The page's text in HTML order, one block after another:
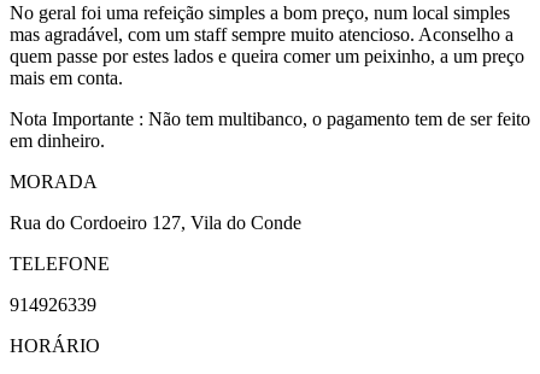
No geral foi uma refeição simples a bom preço, num local simples
mas agradável, com um staff sempre muito atencioso. Aconselho a
quem passe por estes lados e queira comer um peixinho, a um preço
mais em conta.
Nota Importante : Não tem multibanco, o pagamento tem de ser feito
em dinheiro.
MORADA
Rua do Cordoeiro 127, Vila do Conde
TELEFONE
914926339
HORÁRIO